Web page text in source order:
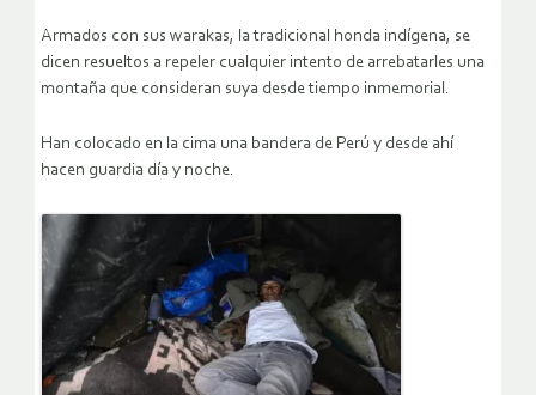
Armados con sus warakas, la tradicional honda indígena, se
dicen resueltos a repeler cualquier intento de arrebatarles una
montaña que consideran suya desde tiempo inmemorial.
Han colocado en la cima una bandera de Perú y desde ahí
hacen guardia día y noche.